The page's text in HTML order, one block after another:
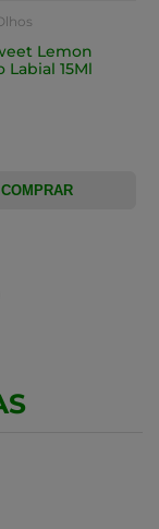
Lemon
Labial 15Ml
COMPRAR